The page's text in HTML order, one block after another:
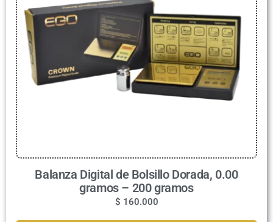
Balanza Digital de Bolsillo Dorada, 0.00
gramos – 200 gramos
$ 160.000